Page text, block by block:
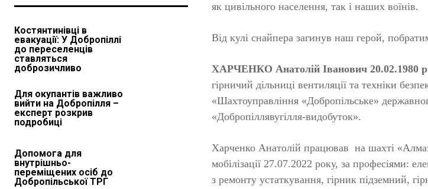
Костянтинівці в
евакуації: У Добропіллі
до переселенців
ставляться
доброзичливо
Для окупантів важливо
вийти на Добропілля –
експерт розкрив
подробиці
Допомога для
внутрішньо-
переміщених осіб до
Добропільської ТРГ
як цивільного населення, так і наших воїнів.
Від кулі снайпера загинув наш герой,
ХАРЧЕНКО Анатолій Іванович 20.02.1980
гірничий дільниці вентиляції та техніки
«Шахтоуправління «Добропільське»
«Добропіллявугілля-видобуток».
Харченко Анатолій працював на шахті
мобілізації 27.07.2022 року, за професіями:
з ремонту устаткування, гірник підземний,